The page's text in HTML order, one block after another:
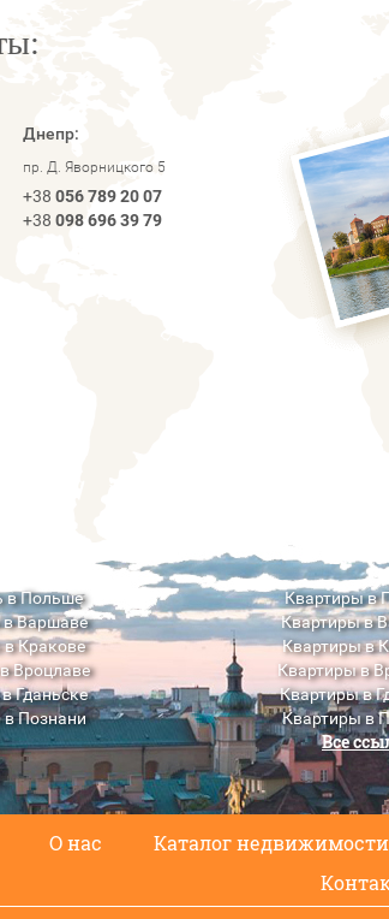
Днепр:
пр. Д. Яворницкого 5
+38 056 789 20 07
+38 098 696 39 79
в Польше
Варшаве
Кракове
Вроцлаве
Гданьске
Познани
Люблине
Квартиры в
Квартиры в
Квартиры в
Квартиры в
Квартиры в
Квартиры в
Квартиры в
Все
О нас Каталог